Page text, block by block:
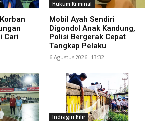
Cari
Hukum Kriminal
Mobil Ayah Sendiri
Digondol Anak Kandung,
Polisi Bergerak Cepat
Tangkap Pelaku
6 Agustus 2026 -13:32
Indragiri Hilir